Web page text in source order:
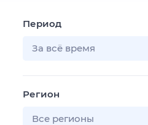
ТВ-программа
Период
За всё время
Регион
Все регионы